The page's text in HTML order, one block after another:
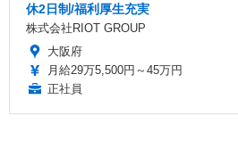
休2日制/福利厚生充実
株式会社RIOT GROUP
大阪府
月給29万5,500円～45万円
正社員